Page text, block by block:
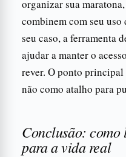
organizar sua
combinem com seu
seu caso, a ferramenta
ajudar a manter o
rever. O ponto
não como atalho para
Conclusão: como
para a vida real